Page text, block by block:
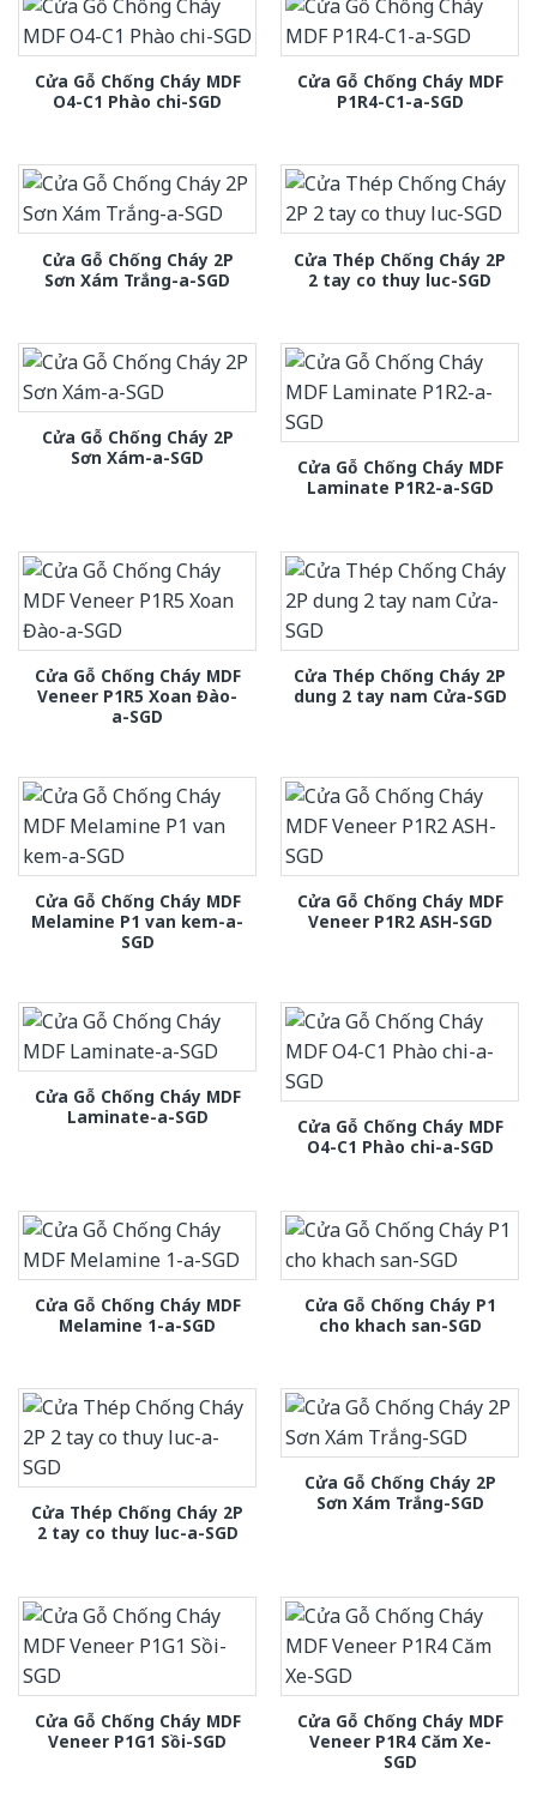
Cửa Gỗ Chống Cháy MDF
O4-C1 Phào chi-SGD
Cửa Gỗ Chống Cháy MDF
P1R4-C1-a-SGD
Cửa Gỗ Chống Cháy 2P
Sơn Xám Trắng-a-SGD
Cửa Thép Chống Cháy 2P
2 tay co thuy luc-SGD
Cửa Gỗ Chống Cháy 2P
Sơn Xám-a-SGD
Cửa Gỗ Chống Cháy MDF
Laminate P1R2-a-SGD
Cửa Gỗ Chống Cháy MDF
Veneer P1R5 Xoan Đào-
a-SGD
Cửa Thép Chống Cháy 2P
dung 2 tay nam Cửa-SGD
Cửa Gỗ Chống Cháy MDF
Melamine P1 van kem-a-
SGD
Cửa Gỗ Chống Cháy MDF
Veneer P1R2 ASH-SGD
Cửa Gỗ Chống Cháy MDF
Laminate-a-SGD
Cửa Gỗ Chống Cháy MDF
O4-C1 Phào chi-a-SGD
Cửa Gỗ Chống Cháy MDF
Melamine 1-a-SGD
Cửa Gỗ Chống Cháy P1
cho khach san-SGD
Cửa Thép Chống Cháy 2P
2 tay co thuy luc-a-SGD
Cửa Gỗ Chống Cháy 2P
Sơn Xám Trắng-SGD
Cửa Gỗ Chống Cháy MDF
Veneer P1G1 Sồi-SGD
Cửa Gỗ Chống Cháy MDF
Veneer P1R4 Căm Xe-
SGD